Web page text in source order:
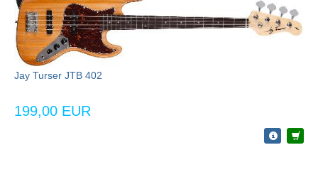
Jay Turser JTB 402
199,00 EUR